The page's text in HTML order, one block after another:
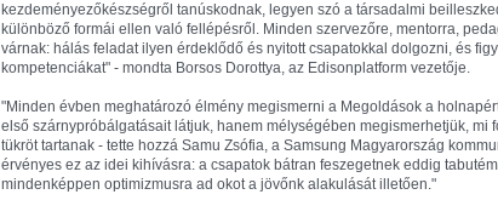
kezdeményezőkészségről tanúskodnak, legyen szó a társadalmi
különböző formái ellen való fellépésről. Minden szervezőre, mentorra,
várnak: hálás feladat ilyen érdeklődő és nyitott csapatokkal dolgozni, és
kompetenciákat" - mondta Borsos Dorottya, az Edisonplatform vezetője.
"Minden évben meghatározó élmény megismerni a Megoldások a
első szárnypróbálgatásait látjuk, hanem mélységében megismerhetjük, mi
tükröt tartanak - tette hozzá Samu Zsófia, a Samsung Magyarország
érvényes ez az idei kihívásra: a csapatok bátran feszegetnek eddig
mindenképpen optimizmusra ad okot a jövőnk alakulását illetően."